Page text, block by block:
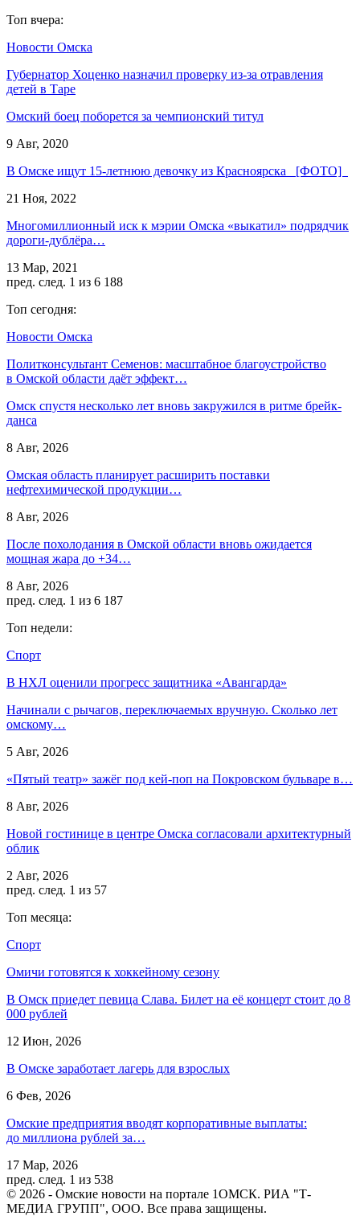
Топ вчера:
Новости Омска
Губернатор Хоценко назначил проверку из-за отравления
детей в Таре
Омский боец поборется за чемпионский титул
9 Авг, 2020
В Омске ищут 15-летнюю девочку из Красноярска [ФОТО]
21 Ноя, 2022
Многомиллионный иск к мэрии Омска «выкатил» подрядчик
дороги-дублёра…
13 Мар, 2021
пред. след. 1 из 6 188
Топ сегодня:
Новости Омска
Политконсультант Семенов: масштабное благоустройство
в Омской области даёт эффект…
Омск спустя несколько лет вновь закружился в ритме брейк-
данса
8 Авг, 2026
Омская область планирует расширить поставки
нефтехимической продукции…
8 Авг, 2026
После похолодания в Омской области вновь ожидается
мощная жара до +34…
8 Авг, 2026
пред. след. 1 из 6 187
Топ недели:
Спорт
В НХЛ оценили прогресс защитника «Авангарда»
Начинали с рычагов, переключаемых вручную. Сколько лет
омскому…
5 Авг, 2026
«Пятый театр» зажёг под кей-поп на Покровском бульваре в…
8 Авг, 2026
Новой гостинице в центре Омска согласовали архитектурный
облик
2 Авг, 2026
пред. след. 1 из 57
Топ месяца:
Спорт
Омичи готовятся к хоккейному сезону
В Омск приедет певица Слава. Билет на её концерт стоит до 8
000 рублей
12 Июн, 2026
В Омске заработает лагерь для взрослых
6 Фев, 2026
Омские предприятия вводят корпоративные выплаты:
до миллиона рублей за…
17 Мар, 2026
пред. след. 1 из 538
© 2026 - Омские новости на портале 1ОМСК. РИА "Т-
МЕДИА ГРУПП", ООО. Все права защищены.